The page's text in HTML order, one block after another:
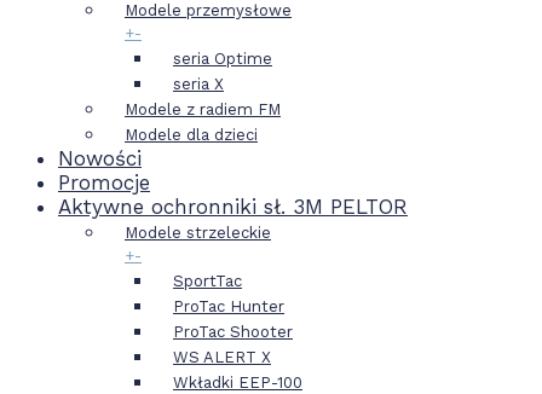
Modele przemysłowe
+-
seria Optime
seria X
Modele z radiem FM
Modele dla dzieci
Nowości
Promocje
Aktywne ochronniki sł. 3M PELTOR
Modele strzeleckie
+-
SportTac
ProTac Hunter
ProTac Shooter
WS ALERT X
Wkładki EEP-100